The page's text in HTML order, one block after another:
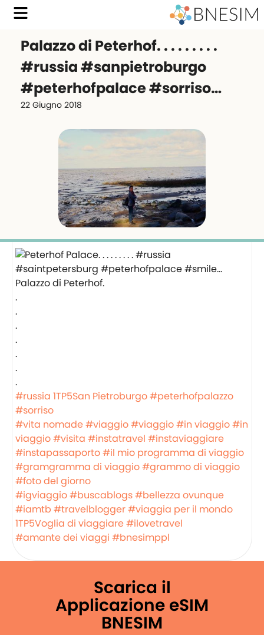
Palazzo di Peterhof. . . . . . . . .
#russia #sanpietroburgo
#peterhofpalace #sorriso…
22 Giugno 2018
Palazzo di Peterhof.
.
.
.
.
.
.
.
#russia 1TP5San Pietroburgo#peterhofpalazzo
#sorriso
#vita nomade#viaggio#viaggio#in viaggio#in
viaggio#visita #instatravel #instaviaggiare
#instapassaporto#il mio programma di viaggio
#gramgramma di viaggio#grammo di viaggio
#foto del giorno
#igviaggio#buscablogs#bellezza ovunque
#iamtb #travelblogger#viaggia per il mondo
1TP5Voglia di viaggiare#ilovetravel
#amante dei viaggi #bnesimppl
Scarica il
Applicazione eSIM
BNESIM